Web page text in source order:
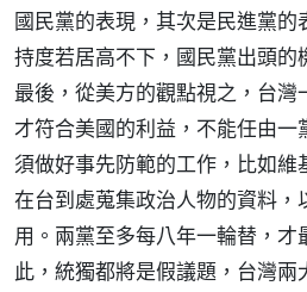
國民黨的表現，其次是民進黨的
持度若居高不下，國民黨出頭的
最後，從美方的觀點視之，台灣
才符合美國的利益，不能任由一
須做好事先防範的工作，比如維
在台到處蒐集政治人物的資料，
用。兩黨至多每八年一輪替，
此，統獨都將是假議題，台灣兩